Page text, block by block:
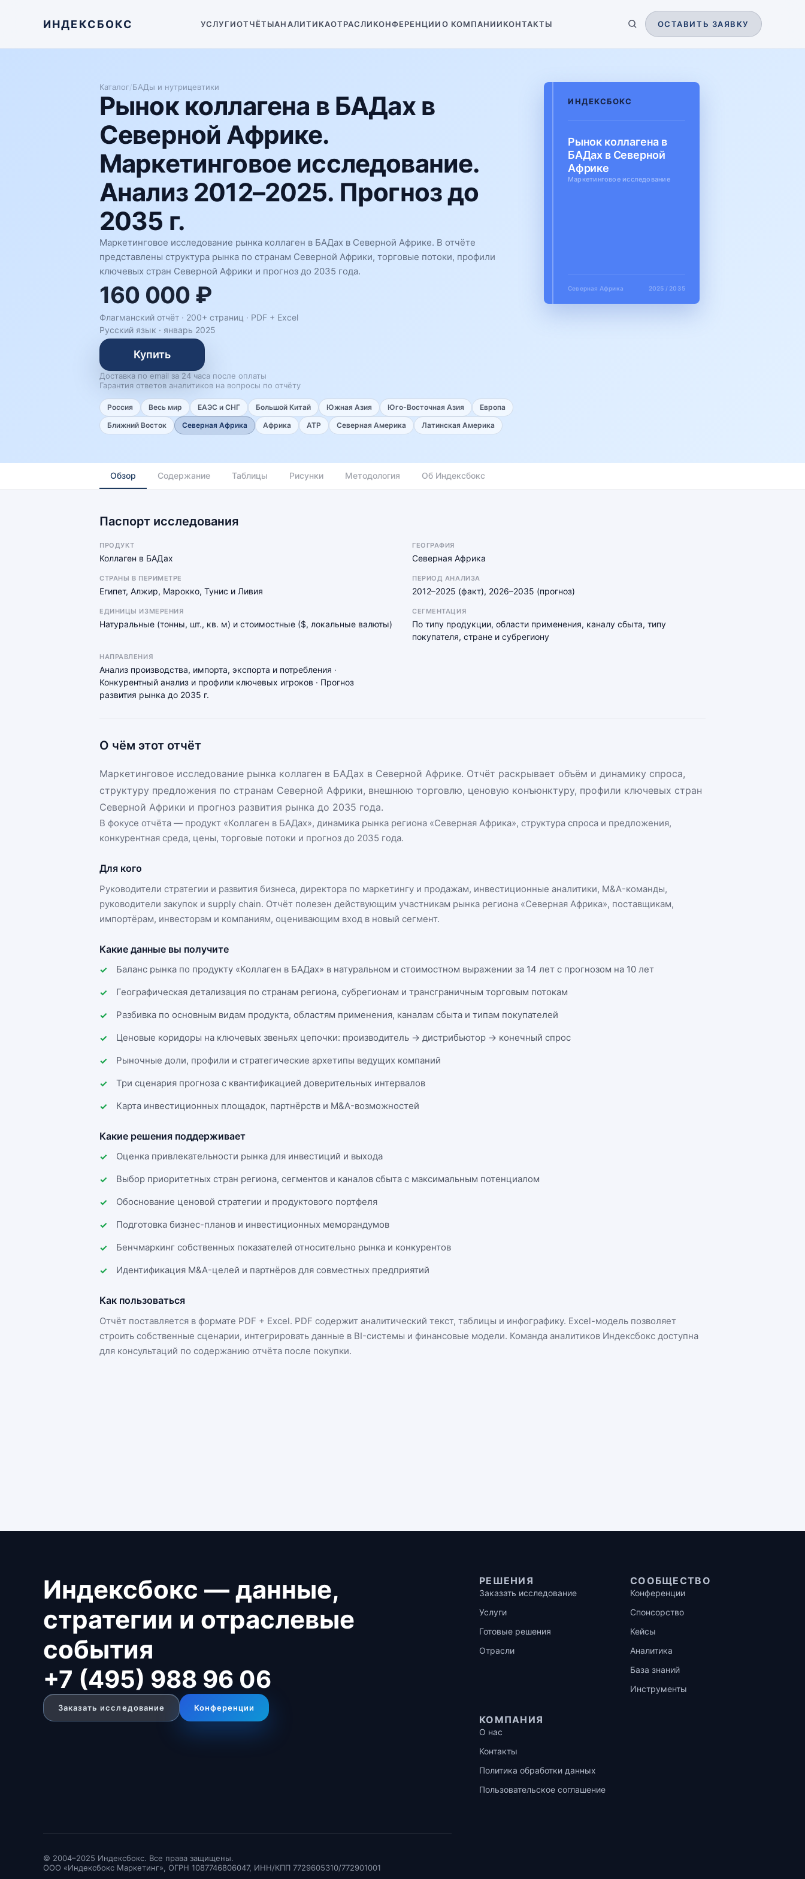
ИНДЕКСБОКС УСЛУГИОТЧЁТЫАНАЛИТИКАОТРАСЛИКОНФЕРЕНЦИИО КОМПАНИИКОНТАКТЫ ОСТАВИТЬ ЗАЯВКУ
Каталог/БАДы и нутрицевтики
Рынок коллагена в БАДах в
Северной Африке.
Маркетинговое исследование.
Анализ 2012–2025. Прогноз до
2035 г.
Маркетинговое исследование рынка коллаген в БАДах в Северной Африке. В отчёте
представлены структура рынка по странам Северной Африки, торговые потоки, профили
ключевых стран Северной Африки и прогноз до 2035 года.
160 000 ₽
Флагманский отчёт · 200+ страниц · PDF + Excel
Русский язык · январь 2025
Купить
Доставка по email за 24 часа после оплаты
Гарантия ответов аналитиков на вопросы по отчёту
Россия Весь мир ЕАЭС и СНГ Большой Китай Южная Азия Юго-Восточная Азия
Европа
Ближний Восток
Северная Африка Африка АТР Северная Америка Латинская Америка
ИНДЕКСБОКС
Рынок коллагена в
БАДах в Северной
Африке
Маркетинговое исследование
Северная Африка 2025 / 2035
Обзор Содержание Таблицы Рисунки Методология Об Индексбокс
Паспорт исследования
ПРОДУКТ
Коллаген в БАДах
ГЕОГРАФИЯ
Северная Африка
СТРАНЫ В ПЕРИМЕТРЕ
Египет, Алжир, Марокко, Тунис и Ливия
ПЕРИОД АНАЛИЗА
2012–2025 (факт), 2026–2035 (прогноз)
ЕДИНИЦЫ ИЗМЕРЕНИЯ
Натуральные (тонны, шт., кв. м) и стоимостные ($, локальные валюты)
СЕГМЕНТАЦИЯ
По типу продукции, области применения, каналу сбыта, типу
покупателя, стране и субрегиону
НАПРАВЛЕНИЯ
Анализ производства, импорта, экспорта и потребления ·
Конкурентный анализ и профили ключевых игроков · Прогноз
развития рынка до 2035 г.
О чём этот отчёт
Маркетинговое исследование рынка коллаген в БАДах в Северной Африке. Отчёт раскрывает объём и динамику спроса,
структуру предложения по странам Северной Африки, внешнюю торговлю, ценовую конъюнктуру, профили ключевых стран
Северной Африки и прогноз развития рынка до 2035 года.
В фокусе отчёта — продукт «Коллаген в БАДах», динамика рынка региона «Северная Африка», структура спроса и предложения,
конкурентная среда, цены, торговые потоки и прогноз до 2035 года.
Для кого
Руководители стратегии и развития бизнеса, директора по маркетингу и продажам, инвестиционные аналитики, M&A-команды,
руководители закупок и supply chain. Отчёт полезен действующим участникам рынка региона «Северная Африка», поставщикам,
импортёрам, инвесторам и компаниям, оценивающим вход в новый сегмент.
Какие данные вы получите
Баланс рынка по продукту «Коллаген в БАДах» в натуральном и стоимостном выражении за 14 лет с прогнозом на 10 лет
Географическая детализация по странам региона, субрегионам и трансграничным торговым потокам
Разбивка по основным видам продукта, областям применения, каналам сбыта и типам покупателей
Ценовые коридоры на ключевых звеньях цепочки: производитель → дистрибьютор → конечный спрос
Рыночные доли, профили и стратегические архетипы ведущих компаний
Три сценария прогноза с квантификацией доверительных интервалов
Карта инвестиционных площадок, партнёрств и M&A-возможностей
Какие решения поддерживает
Оценка привлекательности рынка для инвестиций и выхода
Выбор приоритетных стран региона, сегментов и каналов сбыта с максимальным потенциалом
Обоснование ценовой стратегии и продуктового портфеля
Подготовка бизнес-планов и инвестиционных меморандумов
Бенчмаркинг собственных показателей относительно рынка и конкурентов
Идентификация M&A-целей и партнёров для совместных предприятий
Как пользоваться
Отчёт поставляется в формате PDF + Excel. PDF содержит аналитический текст, таблицы и инфографику. Excel-модель позволяет
строить собственные сценарии, интегрировать данные в BI-системы и финансовые модели. Команда аналитиков Индексбокс доступна
для консультаций по содержанию отчёта после покупки.
Индексбокс — данные,
стратегии и отраслевые
события
+7 (495) 988 96 06
Заказать исследование Конференции
РЕШЕНИЯ
Заказать исследование
Услуги
Готовые решения
Отрасли
СООБЩЕСТВО
Конференции
Спонсорство
Кейсы
Аналитика
База знаний
Инструменты
КОМПАНИЯ
О нас
Контакты
Политика обработки данных
Пользовательское соглашение
© 2004–2025 Индексбокс. Все права защищены.
ООО «Индексбокс Маркетинг», ОГРН 1087746806047, ИНН/КПП 7729605310/772901001